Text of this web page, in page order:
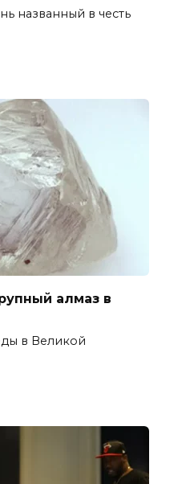
названный в честь
алмаз в
в Великой